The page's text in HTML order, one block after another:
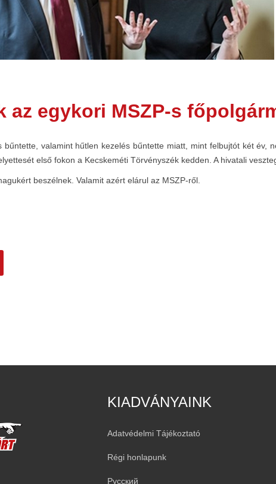
az egykori MSZP-s
bűntette, valamint hűtlen kezelés bűntette miatt, mint felbujtót két
első fokon a Kecskeméti Törvényszék kedden. A hivatali
beszélnek. Valamit azért elárul az MSZP-ről.
KIADVÁNYAINK
Adatvédelmi Tájékoztató
Régi honlapunk
Русский